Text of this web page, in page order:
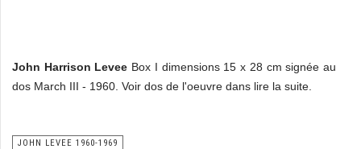
John Harrison Levee Box I dimensions 15 x 28 cm signée au
dos March III - 1960. Voir dos de l'oeuvre dans lire la suite.
JOHN LEVEE 1960-1969